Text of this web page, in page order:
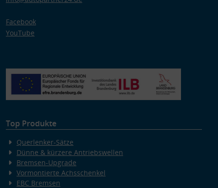
Facebook
YouTube
Top Produkte
Querlenker-Sätze
Dünne & kürzere Antriebswellen
Bremsen-Upgrade
Vormontierte Achsschenkel
EBC Bremsen